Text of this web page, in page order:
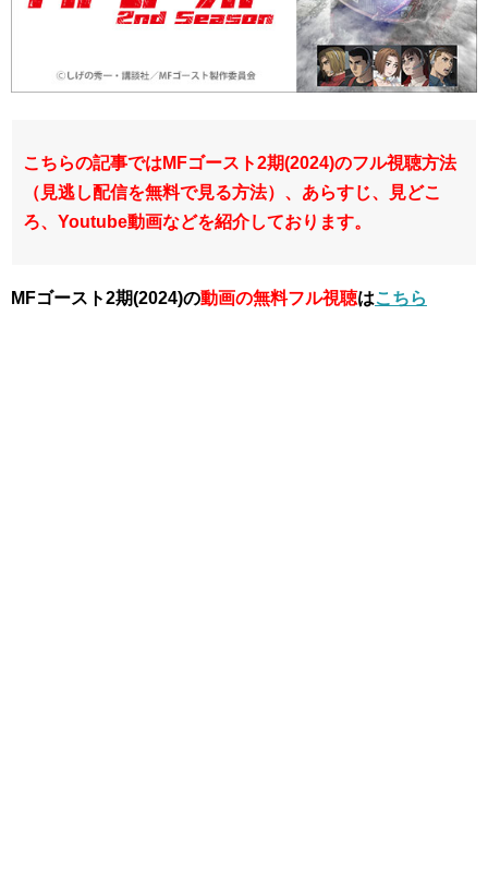
こちらの記事ではMFゴースト2期(2024)のフル視聴方法
（見逃し配信を無料で見る方法）、あらすじ、見どこ
ろ、Youtube動画などを紹介しております。
MFゴースト2期(2024)の動画の無料フル視聴はこちら